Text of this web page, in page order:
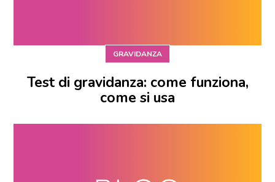
GRAVIDANZA
Test di gravidanza: come funziona,
come si usa